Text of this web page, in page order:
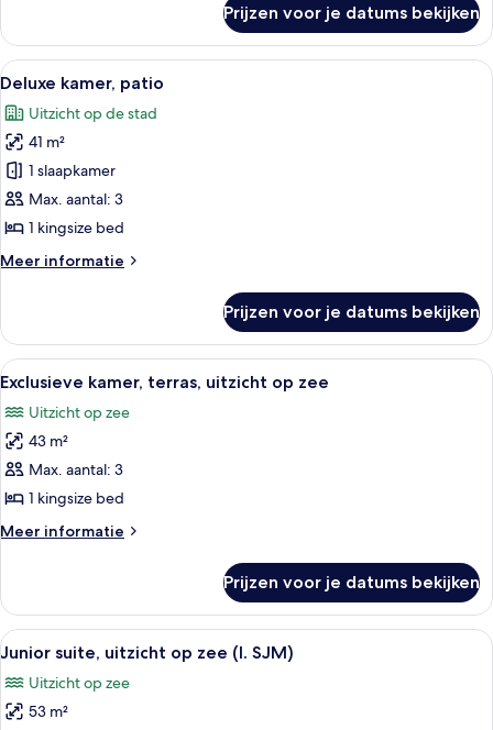
Patio
View)
laden
kamer,
patio
(A.
Patio
View)
Prijzen voor je datums bekijken
Alle
foto's
voor
Deluxe
kamer,
patio
laden
Een hotelkamer met een groot bed,
4
Deluxe kamer, patio
Uitzicht op de stad
41 m²
1 slaapkamer
Max. aantal: 3
1 kingsize bed
Meer informatie
Meer
kamer,
patio
Prijzen voor je datums bekijken
Alle
foto's
voor
Exclusieve
kamer,
terras,
uitzicht
op
laden
Ruime slaapkamer met een groot
5
Exclusieve kamer, terras, uitzicht op zee
Uitzicht op zee
43 m²
Max. aantal: 3
1 kingsize bed
Meer informatie
Meer
kamer,
terras,
uitzicht
zee
Prijzen voor je datums bekijken
Alle
foto's
voor
Junior
Een ruime woonkamer met een
5
Junior suite, uitzicht op zee (I. SJM)
Uitzicht op zee
53 m²